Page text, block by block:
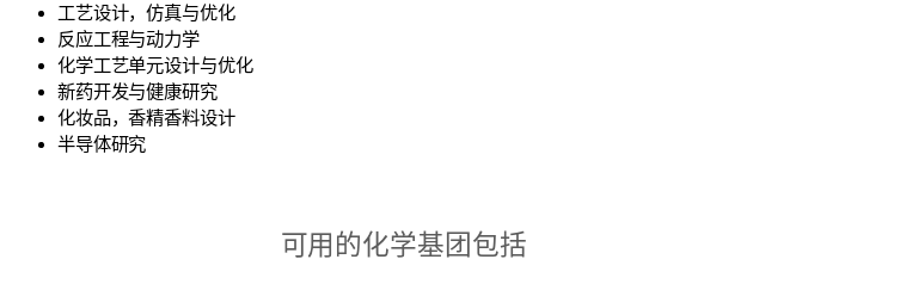
工艺设计，仿真与优化
反应工程与动力学
化学工艺单元设计与优化
新药开发与健康研究
化妆品，香精香料设计
半导体研究
可用的化学基团包括